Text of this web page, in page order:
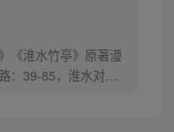
《淮水竹亭》原著漫
：39-85，淮水对应